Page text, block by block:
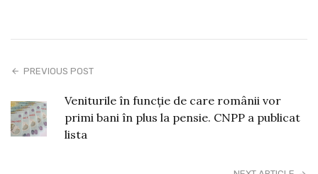
PREVIOUS POST
Veniturile în funcție de care românii vor
primi bani în plus la pensie. CNPP a publicat
lista